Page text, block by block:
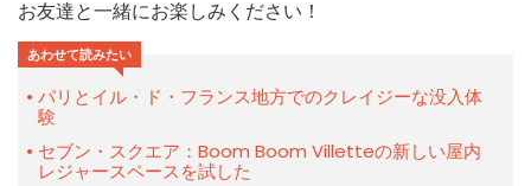
お友達と一緒にお楽しみください！
あわせて読みたい
パリとイル・ド・フランス地方でのクレイジーな没入体
験
セブン・スクエア：Boom Boom Villetteの新しい屋内
レジャースペースを試した